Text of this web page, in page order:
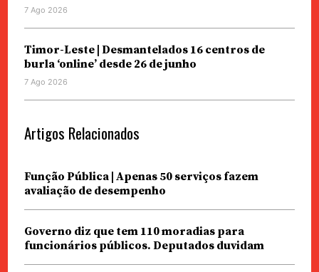
7 Ago 2026
Timor-Leste | Desmantelados 16 centros de
burla ‘online’ desde 26 de junho
7 Ago 2026
Artigos Relacionados
Função Pública | Apenas 50 serviços fazem
avaliação de desempenho
Governo diz que tem 110 moradias para
funcionários públicos. Deputados duvidam